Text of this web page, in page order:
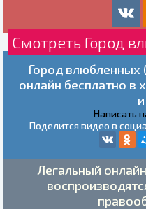
Смотреть Город
Город влюбленных
онлайн бесплатно в
Написать
Поделится видео в
Легальный